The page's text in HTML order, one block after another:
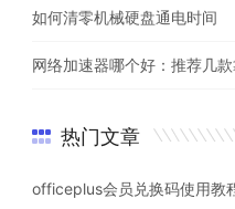
如何清零机械硬盘通电时间
网络加速器哪个好：推荐几
热门文章
officeplus会员兑换码使用教